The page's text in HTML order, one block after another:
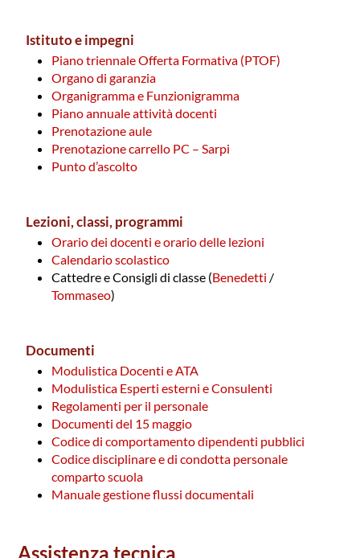
Istituto e impegni
Piano triennale Offerta Formativa (PTOF)
Organo di garanzia
Organigramma e Funzionigramma
Piano annuale attività docenti
Prenotazione aule
Prenotazione carrello PC – Sarpi
Punto d’ascolto
Lezioni, classi, programmi
Orario dei docenti e orario delle lezioni
Calendario scolastico
Cattedre e Consigli di classe (Benedetti /
Tommaseo)
Documenti
Modulistica Docenti e ATA
Modulistica Esperti esterni e Consulenti
Regolamenti per il personale
Documenti del 15 maggio
Codice di comportamento dipendenti pubblici
Codice disciplinare e di condotta personale
comparto scuola
Manuale gestione flussi documentali
Assistenza tecnica